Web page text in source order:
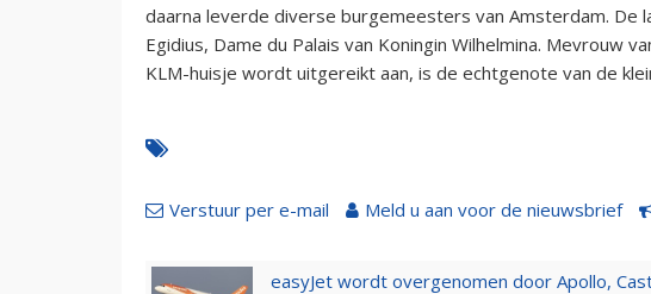
daarna leverde diverse burgemeesters van Amsterdam. De
Egidius, Dame du Palais van Koningin Wilhelmina. Mevrouw
KLM-huisje wordt uitgereikt aan, is de echtgenote van de
Verstuur per e-mail Meld u aan voor de nieuwsbrief
easyJet wordt overgenomen door Apollo,